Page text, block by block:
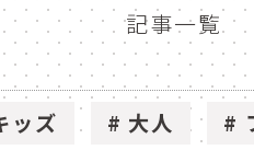
記事一覧
ッズ 大人